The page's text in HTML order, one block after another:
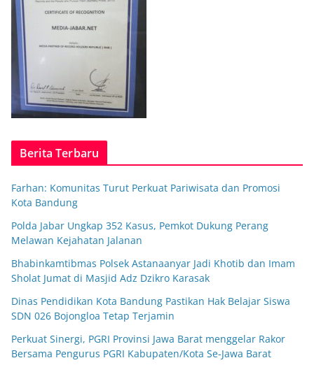
Berita Terbaru
Farhan: Komunitas Turut Perkuat Pariwisata dan Promosi
Kota Bandung
Polda Jabar Ungkap 352 Kasus, Pemkot Dukung Perang
Melawan Kejahatan Jalanan
Bhabinkamtibmas Polsek Astanaanyar Jadi Khotib dan Imam
Sholat Jumat di Masjid Adz Dzikro Karasak
Dinas Pendidikan Kota Bandung Pastikan Hak Belajar Siswa
SDN 026 Bojongloa Tetap Terjamin
Perkuat Sinergi, PGRI Provinsi Jawa Barat menggelar Rakor
Bersama Pengurus PGRI Kabupaten/Kota Se-Jawa Barat